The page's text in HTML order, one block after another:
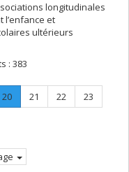
longitudinales
l’enfance et
ultérieurs
: 383
Page
20.
Page
Page
21 Page
22 Page
23